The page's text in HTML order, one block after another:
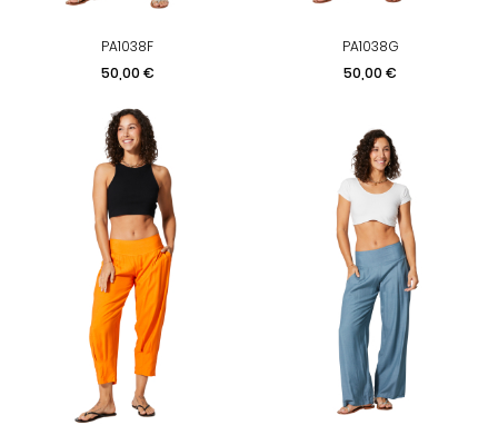
PA1038F
Prix
50,00 €
PA1038G
Prix
50,00 €